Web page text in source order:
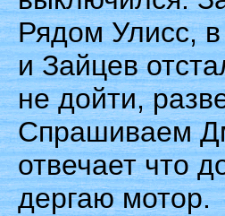
Рядом Улисс,
и Зайцев
не дойти,
Спрашиваем
отвечает что
дергаю мотор.